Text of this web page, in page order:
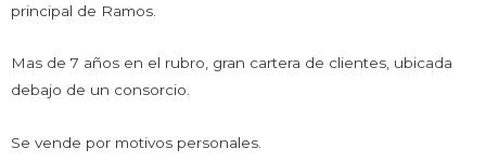
principal de Ramos.
Mas de 7 años en el rubro, gran cartera de clientes, ubicada
debajo de un consorcio.
Se vende por motivos personales.